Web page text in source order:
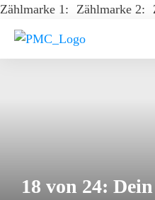
Zählmarke 1: Zählmarke 2:
18 von 24: